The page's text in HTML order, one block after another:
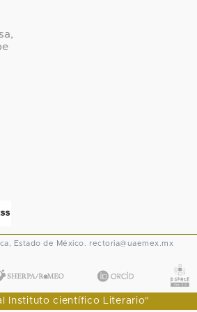
Estado de México. rectoria@uaemex.mx
Instituto científico Literario"